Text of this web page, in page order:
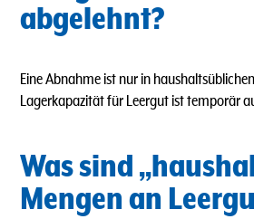
abgelehnt?
Eine Abnahme ist nur in
Lagerkapazität für Leergut ist temporär
Was sind
Mengen an